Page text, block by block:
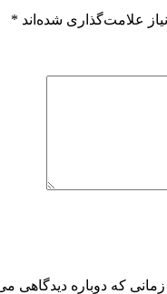
علامت‌گذاری شده‌اند *
که دوباره دیدگاهی